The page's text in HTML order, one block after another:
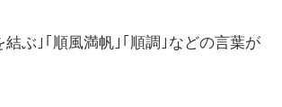
結ぶ｣｢順風満帆｣｢順調｣などの言葉が